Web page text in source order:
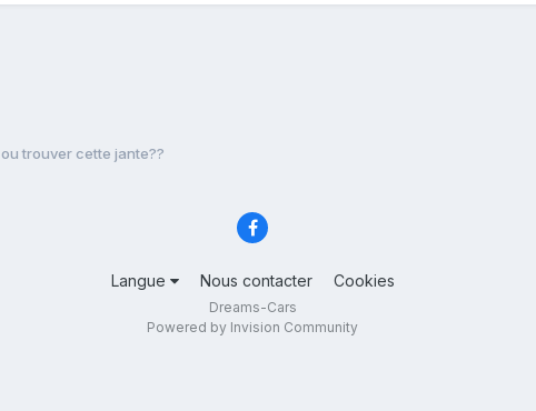
ou trouver cette jante??
Langue Nous contacter Cookies
Dreams-Cars
Powered by Invision Community